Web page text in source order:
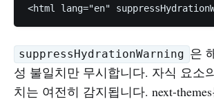
suppressHydrationWarning 은
성 불일치만 무시합니다. 자식 요소
치는 여전히 감지됩니다. next-